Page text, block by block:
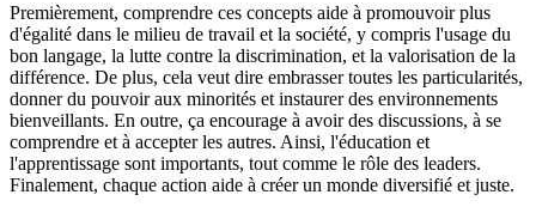
Premièrement, comprendre ces concepts aide à promouvoir plus
d'égalité dans le milieu de travail et la société, y compris l'usage du
bon langage, la lutte contre la discrimination, et la valorisation de la
différence. De plus, cela veut dire embrasser toutes les particularités,
donner du pouvoir aux minorités et instaurer des environnements
bienveillants. En outre, ça encourage à avoir des discussions, à se
comprendre et à accepter les autres. Ainsi, l'éducation et
l'apprentissage sont importants, tout comme le rôle des leaders.
Finalement, chaque action aide à créer un monde diversifié et juste.